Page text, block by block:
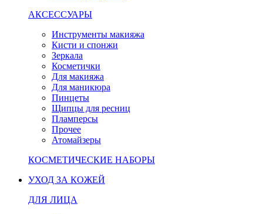
АКСЕССУАРЫ
Инструменты макияжа
Кисти и спонжи
Зеркала
Косметички
Для макияжа
Для маникюра
Пинцеты
Щипцы для ресниц
Пламперсы
Прочее
Атомайзеры
КОСМЕТИЧЕСКИЕ НАБОРЫ
УХОД ЗА КОЖЕЙ
ДЛЯ ЛИЦА